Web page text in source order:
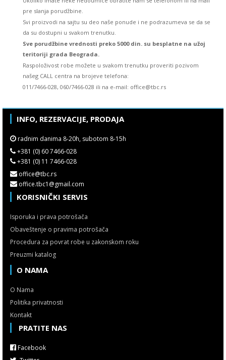
pre slanja porudžbine.
Svi proizvodi na sajtu su deo naše ponude i ne podrazumeva se da se
da su dostupni u svakom trenutku.
Sve porudžbine vrednosti preko 5000 din. su besplatne na užoj
teritoriji grada Beograda.
Raspoloživost robe možete u svakom trenutku proveriti pozivom
našeg CALL centra na brojeve telefona:
011/7466-028, 060/7466-028 ili na e-mail: office@tbc.rs
INFO, REZERVACIJE, PRODAJA
radnim danima 8-20h, subotom 8-15h
+381 (0) 60 7466-028
+381 (0) 11 7466-028
office@tbc.rs
office.tbc1@gmail.com
KORISNIČKI SERVIS
Isporuka i prava potrošača
Obaveštenje o pravima potrošača
Procedura za povrat robe u zakonskom roku
Preuzmi katalog
O NAMA
O Nama
Politika privatnosti
Kontakt
PRATITE NAS
Facebook